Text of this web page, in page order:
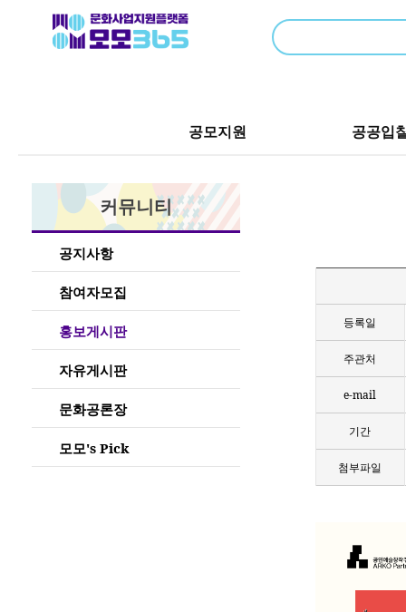
공모지원 공공입
커뮤니티
공지사항
참여자모집
홍보게시판
자유게시판
문화공론장
모모's Pick
등록일
주관처
e-mail
기간
첨부파일